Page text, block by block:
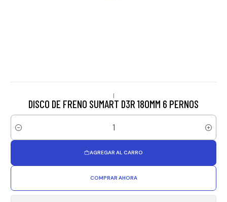
|
DISCO DE FRENO SUMART D3R 180MM 6 PERNOS
Cantidad
AGREGAR AL CARRO
COMPRAR AHORA